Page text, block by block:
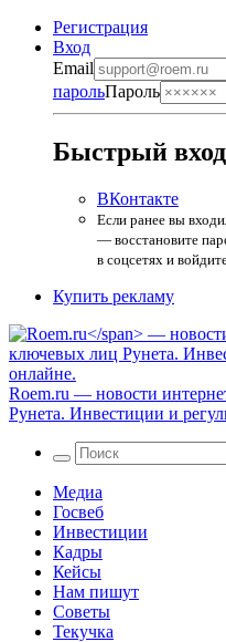
Регистрация
Вход
Email
парольПароль
Быстрый вход
ВКонтакте
Если ранее вы
— восстановите
в соцсетях и
Купить рекламу
Roem.ru — новости
Рунета. Инвестиции и
Медиа
Госвеб
Инвестиции
Кадры
Кейсы
Нам пишут
Советы
Текучка